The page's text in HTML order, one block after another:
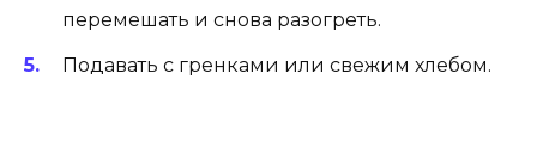
перемешать и снова разогреть.
Подавать с гренками или свежим хлебом.